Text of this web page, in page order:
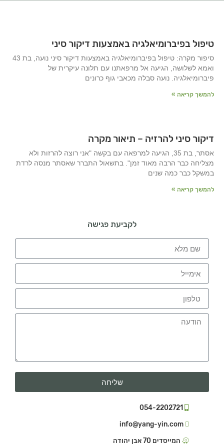
טיפול בפיברומיאלגיה באמצעות דיקור סיני
סיפור מקרה: טיפול בפיברומיאלגיה באמצעות דיקור סיני נועה, בת 43
ואמא לשלושה, הגיעה אל מרפאתנו עם תלונה עיקרית של
פיברומיאלגיה. נועה סבלה מכאבי גוף כרונים
להמשך קריאה »
דיקור סיני להרזיה – תיאור מקרה
אסתר, בת 35, הגיעה למרפאה עם בקשה "אני רוצה להרזות ולא
מצליחה כבר הרבה מאוד זמן". בתשאול התברר שאסתר מנסה לרדת
במשקל כבר כמה שנים
להמשך קריאה »
לקביעת פגישה
שליחה
054-2202721
info@yang-yin.com
המייסדים 70 אבן יהודה